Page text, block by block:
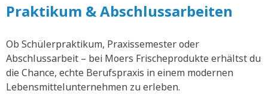
Praktikum & Abschlussarbeiten
Ob Schülerpraktikum, Praxissemester oder
Abschlussarbeit – bei Moers Frischeprodukte erhältst du
die Chance, echte Berufspraxis in einem modernen
Lebensmittelunternehmen zu erleben.